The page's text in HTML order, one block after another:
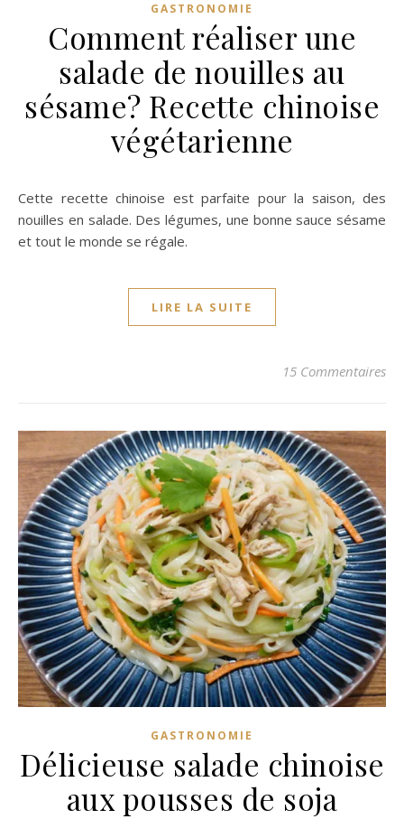
GASTRONOMIE
Comment réaliser une
salade de nouilles au
sésame? Recette chinoise
végétarienne
Cette recette chinoise est parfaite pour la saison, des
nouilles en salade. Des légumes, une bonne sauce sésame
et tout le monde se régale.
LIRE LA SUITE
15 Commentaires
GASTRONOMIE
Délicieuse salade chinoise
aux pousses de soja